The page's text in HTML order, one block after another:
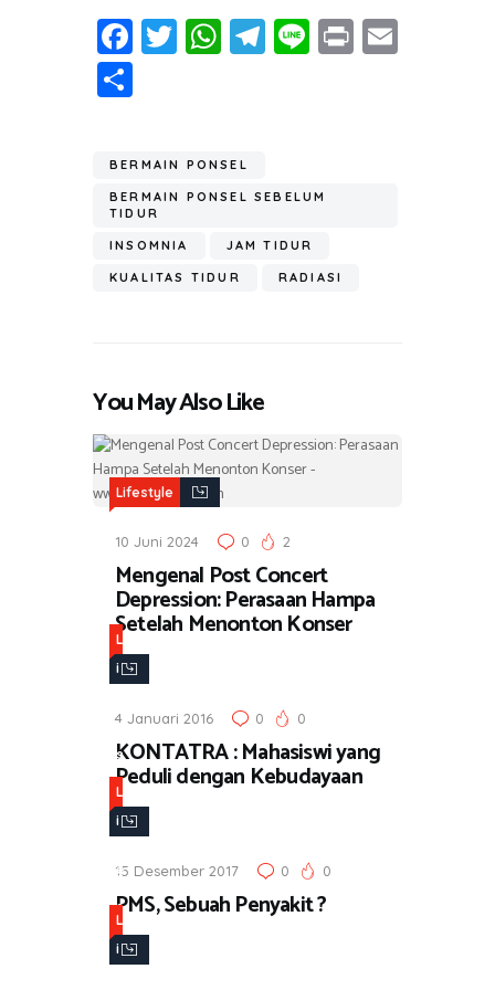
Fa
ce
ok
T
wi
W
h
A
p
p
T
el
a
m
Li
n
Pr
in
ar
e
BERMAIN PONSEL
BERMAIN PONSEL SEBELUM
TIDUR
INSOMNIA JAM TIDUR
KUALITAS TIDUR RADIASI
You May Also Like
Lifestyle
10 Juni 2024 0 2
Mengenal Post Concert
Depression: Perasaan Hampa
Setelah Menonton Konser
L
i
e
s
y
l
e
4 Januari 2016 0 0
KONTATRA : Mahasiswi yang
Peduli dengan Kebudayaan
L
i
e
s
t
y
15 Desember 2017 0 0
PMS, Sebuah Penyakit ?
L
i